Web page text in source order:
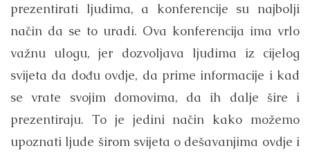
prezentirati ljudima, a konferencije su najbolji
način da se to uradi. Ova konferencija ima vrlo
važnu ulogu, jer dozvoljava ljudima iz cijelog
svijeta da dođu ovdje, da prime informacije i kad
se vrate svojim domovima, da ih dalje šire i
prezentiraju. To je jedini način kako možemo
upoznati ljude širom svijeta o dešavanjima ovdje i